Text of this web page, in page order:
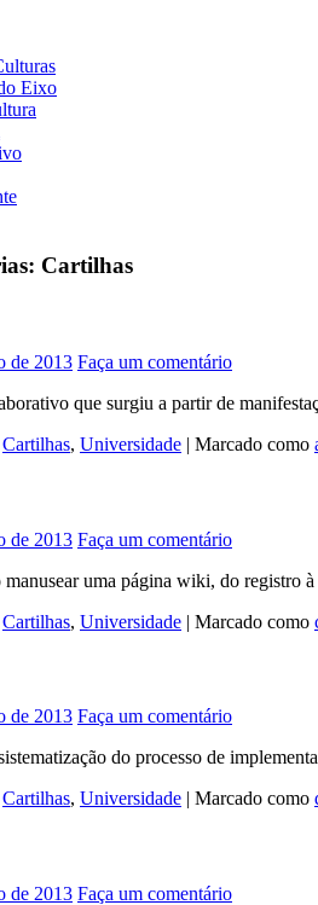
Eixo
Cartilhas
de 2013 Faça um comentário
que surgiu a partir de
Cartilhas, Universidade | Marcado como
de 2013 Faça um comentário
uma página wiki, do registro
Cartilhas, Universidade | Marcado como
de 2013 Faça um comentário
do processo de
Cartilhas, Universidade | Marcado como
de 2013 Faça um comentário